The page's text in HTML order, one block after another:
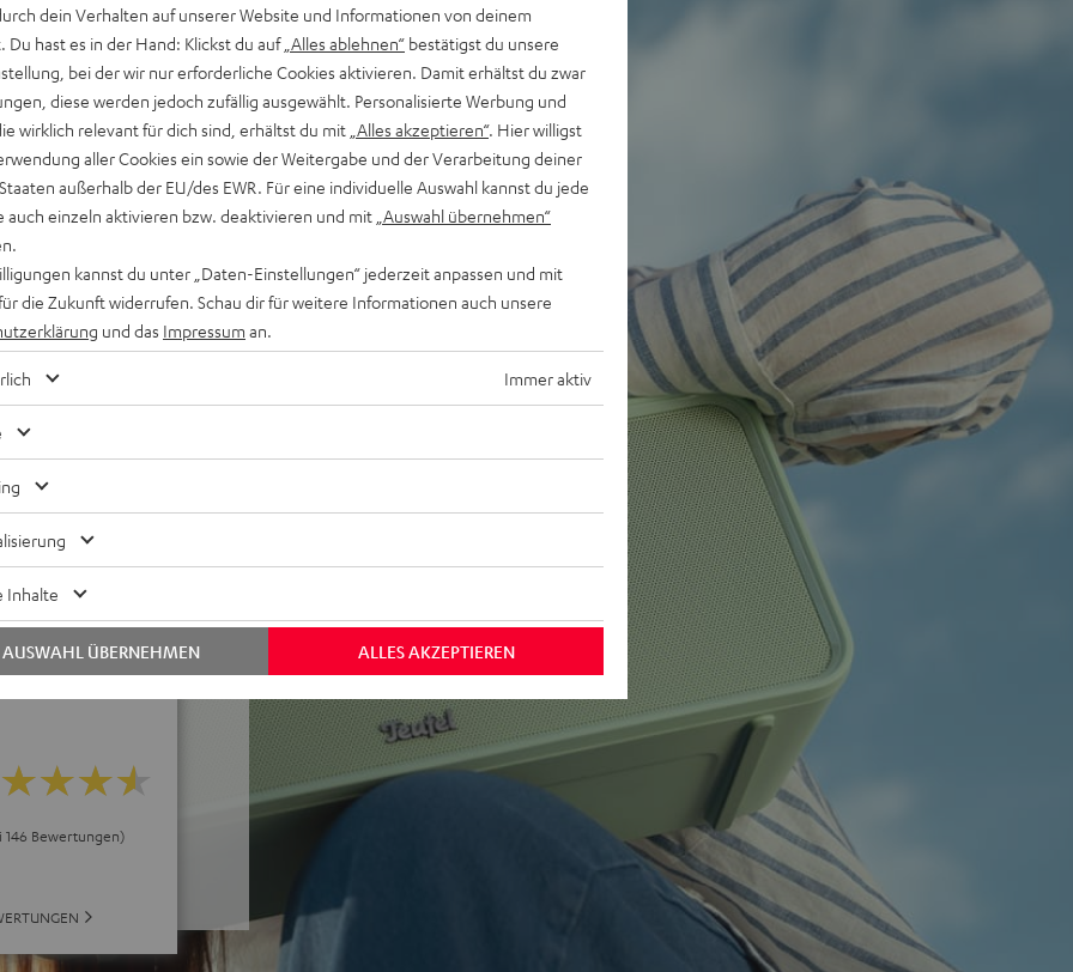
Radios für drinnen und
integrierter
hohe
vorher 16
schwenkbare &
Qualität von Spotify,
koppeln)
robustes
für noch höhere Pegel
werden)
Dauer-Netzbetrieb
Eingang, erhältlich in
146 Bewertungen)
dein Verhalten auf unserer Website und Informationen von deinem
Du hast es in der Hand: Klickst du auf „Alles ablehnen“ bestätigst du unsere
bei der wir nur erforderliche Cookies aktivieren. Damit erhältst du zwar
diese werden jedoch zufällig ausgewählt. Personalisierte Werbung und
wirklich relevant für dich sind, erhältst du mit „Alles akzeptieren“. Hier willigst
aller Cookies ein sowie der Weitergabe und der Verarbeitung deiner
außerhalb der EU/des EWR. Für eine individuelle Auswahl kannst du jede
auch einzeln aktivieren bzw. deaktivieren und mit „Auswahl übernehmen“
kannst du unter „Daten-Einstellungen“ jederzeit anpassen und mit
die Zukunft widerrufen. Schau dir für weitere Informationen auch unsere
und das Impressum an.
Immer aktiv
Inhalte
ALLES AKZEPTIEREN
AUSWAHL ÜBERNEHMEN